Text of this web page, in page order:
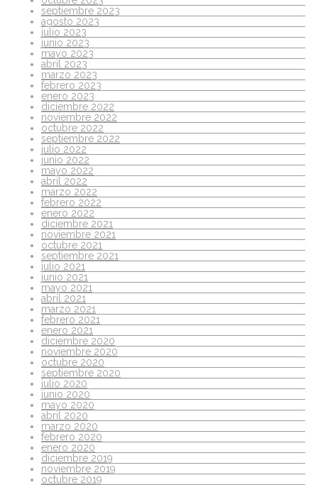
septiembre 2023
agosto 2023
julio 2023
junio 2023
mayo 2023
abril 2023
marzo 2023
febrero 2023
enero 2023
diciembre 2022
noviembre 2022
octubre 2022
septiembre 2022
julio 2022
junio 2022
mayo 2022
abril 2022
marzo 2022
febrero 2022
enero 2022
diciembre 2021
noviembre 2021
octubre 2021
septiembre 2021
julio 2021
junio 2021
mayo 2021
abril 2021
marzo 2021
febrero 2021
enero 2021
diciembre 2020
noviembre 2020
octubre 2020
septiembre 2020
julio 2020
junio 2020
mayo 2020
abril 2020
marzo 2020
febrero 2020
enero 2020
diciembre 2019
noviembre 2019
octubre 2019